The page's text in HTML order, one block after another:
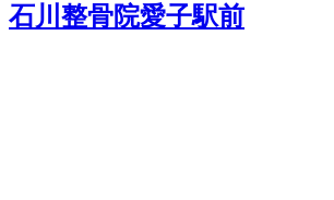
石川整骨院愛子駅前